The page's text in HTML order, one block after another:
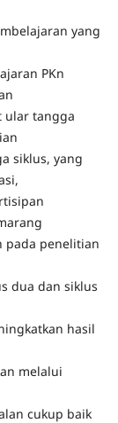
yang
PKn
ular tangga
siklus, yang
pada penelitian
dua dan siklus
hasil
melalui
cukup baik